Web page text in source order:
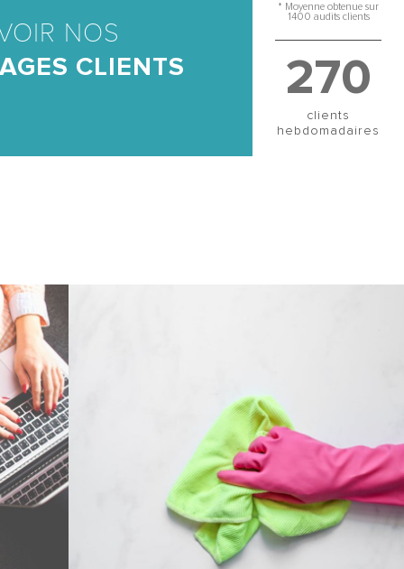
NOS
CLIENTS
* Moyenne obtenue sur
1400 audits clients
270
clients
hebdomadaires